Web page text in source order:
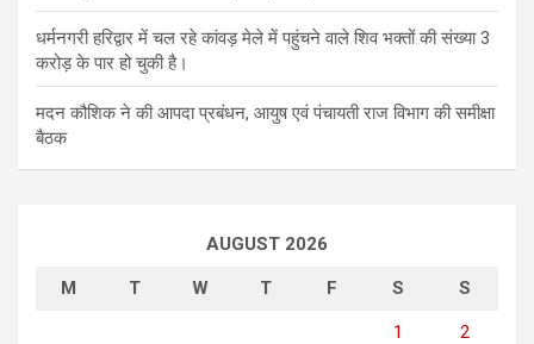
धर्मनगरी हरिद्वार में चल रहे कांवड़ मेले में पहुंचने वाले शिव भक्तों की संख्या 3
करोड़ के पार हो चुकी है।
मदन कौशिक ने की आपदा प्रबंधन, आयुष एवं पंचायती राज विभाग की समीक्षा
बैठक
AUGUST 2026
M T W T F S S
1 2